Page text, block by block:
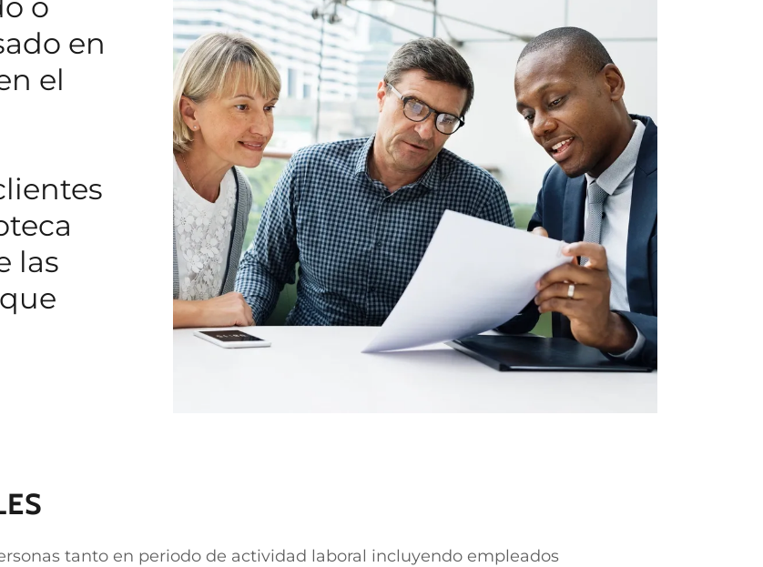
en
el
las
tanto en periodo de actividad laboral incluyendo empleados